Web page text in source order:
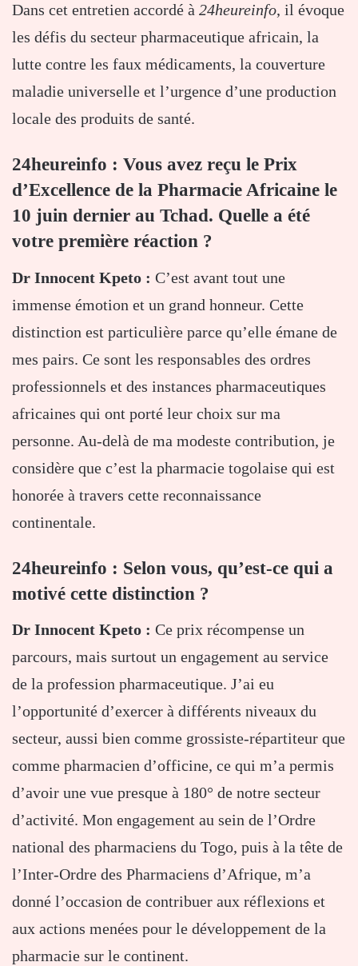
Dans cet entretien accordé à 24heureinfo, il évoque
les défis du secteur pharmaceutique africain, la
lutte contre les faux médicaments, la couverture
maladie universelle et l’urgence d’une production
locale des produits de santé.
24heureinfo : Vous avez reçu le Prix
d’Excellence de la Pharmacie Africaine le
10 juin dernier au Tchad. Quelle a été
votre première réaction ?
Dr Innocent Kpeto : C’est avant tout une
immense émotion et un grand honneur. Cette
distinction est particulière parce qu’elle émane de
mes pairs. Ce sont les responsables des ordres
professionnels et des instances pharmaceutiques
africaines qui ont porté leur choix sur ma
personne. Au-delà de ma modeste contribution, je
considère que c’est la pharmacie togolaise qui est
honorée à travers cette reconnaissance
continentale.
24heureinfo : Selon vous, qu’est-ce qui a
motivé cette distinction ?
Dr Innocent Kpeto : Ce prix récompense un
parcours, mais surtout un engagement au service
de la profession pharmaceutique. J’ai eu
l’opportunité d’exercer à différents niveaux du
secteur, aussi bien comme grossiste-répartiteur que
comme pharmacien d’officine, ce qui m’a permis
d’avoir une vue presque à 180° de notre secteur
d’activité. Mon engagement au sein de l’Ordre
national des pharmaciens du Togo, puis à la tête de
l’Inter-Ordre des Pharmaciens d’Afrique, m’a
donné l’occasion de contribuer aux réflexions et
aux actions menées pour le développement de la
pharmacie sur le continent.